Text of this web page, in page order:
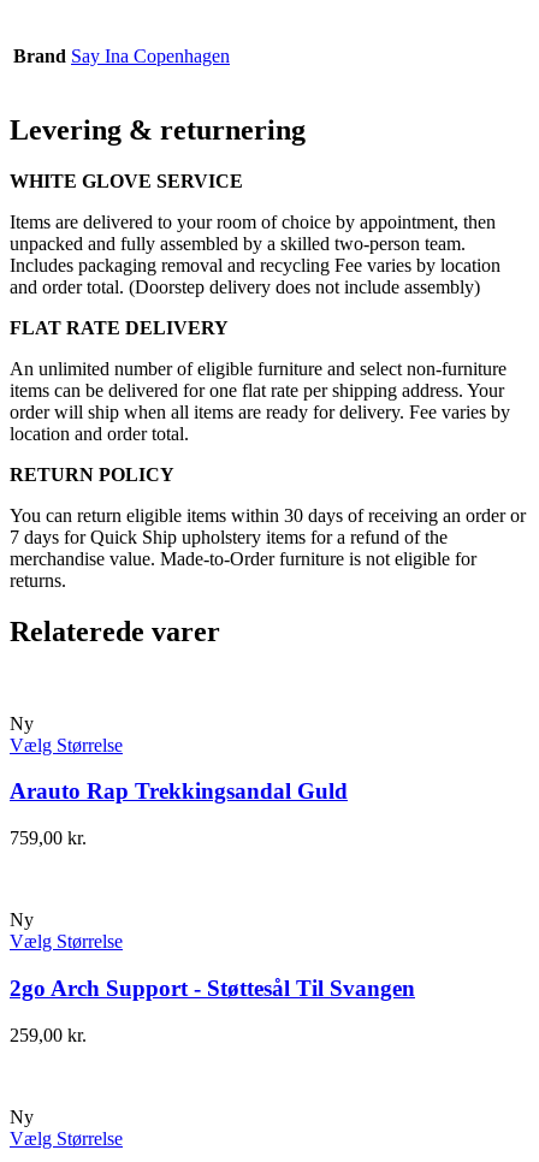
Brand Say Ina Copenhagen
Levering & returnering
WHITE GLOVE SERVICE
Items are delivered to your room of choice by appointment, then
unpacked and fully assembled by a skilled two-person team.
Includes packaging removal and recycling Fee varies by location
and order total. (Doorstep delivery does not include assembly)
FLAT RATE DELIVERY
An unlimited number of eligible furniture and select non-furniture
items can be delivered for one flat rate per shipping address. Your
order will ship when all items are ready for delivery. Fee varies by
location and order total.
RETURN POLICY
You can return eligible items within 30 days of receiving an order or
7 days for Quick Ship upholstery items for a refund of the
merchandise value. Made-to-Order furniture is not eligible for
returns.
Relaterede varer
Ny
Vælg Størrelse
Arauto Rap Trekkingsandal Guld
759,00 kr.
Ny
Vælg Størrelse
2go Arch Support - Støttesål Til Svangen
259,00 kr.
Ny
Vælg Størrelse